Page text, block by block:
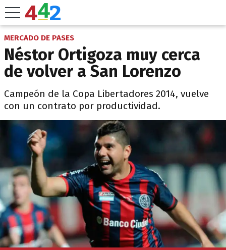
MERCADO DE PASES
Néstor Ortigoza muy cerca
de volver a San Lorenzo
Campeón de la Copa Libertadores 2014, vuelve
con un contrato por productividad.